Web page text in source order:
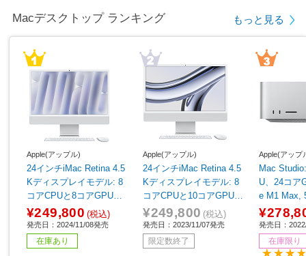
Macデスクトップ ランキング もっと見る
Apple(アップル)
24インチiMac Retina 4.5
Kディスプレイモデル: 8
コアCPUと8コアGPUを
搭載したApple M4チッ
プ, 16GB, 256GB SSD -
シルバー シルバー MWU
C3J/A
¥249,800 (税込)
発売日：2024/11/08発売
在庫あり
Apple(アップル)
24インチiMac Retina 4.5
Kディスプレイモデル: 8
コアCPUと10コアGPUを
搭載したApple M3チッ
プ, 512GB SSD - シルバ
ー シルバー MQRK3J/A
［23.5型 /Apple M3 /メ
¥249,800 (税込)
発売日：2023/11/07発売
限定数終了
Apple(アップ
Mac
U、24コア
e M1 Max,
発売日：
在庫限り